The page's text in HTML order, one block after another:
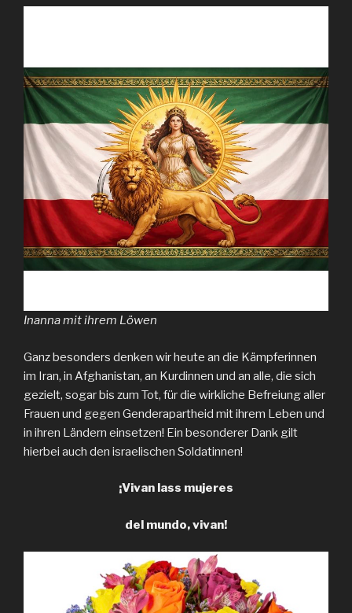
Inanna mit ihrem Löwen
Ganz besonders denken wir heute an die Kämpferinnen
im Iran, in Afghanistan, an Kurdinnen und an alle, die sich
gezielt, sogar bis zum Tot, für die wirkliche Befreiung aller
Frauen und gegen Genderapartheid mit ihrem Leben und
in ihren Ländern einsetzen! Ein besonderer Dank gilt
hierbei auch den israelischen Soldatinnen!
¡Vivan lass mujeres
del mundo, vivan!